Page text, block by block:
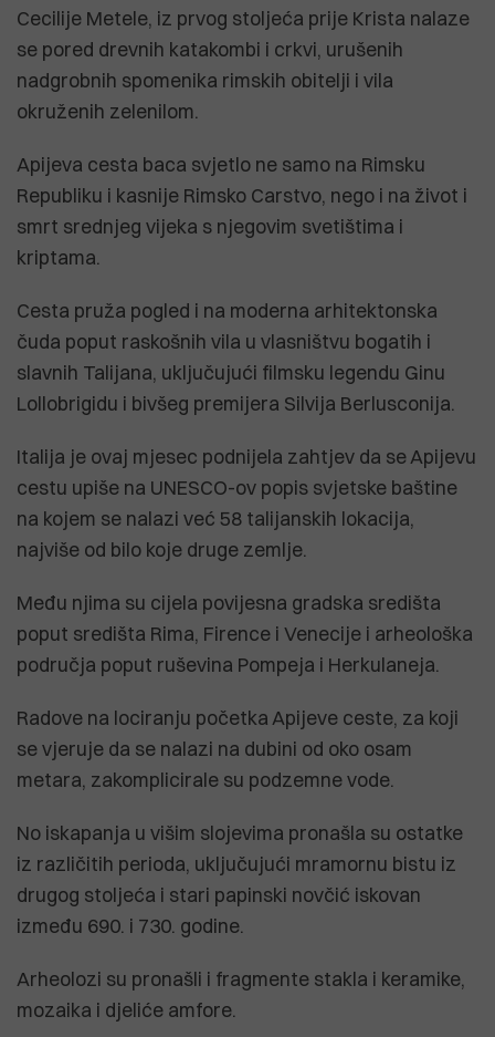
Cecilije Metele, iz prvog stoljeća prije Krista nalaze
se pored drevnih katakombi i crkvi, urušenih
nadgrobnih spomenika rimskih obitelji i vila
okruženih zelenilom.
Apijeva cesta baca svjetlo ne samo na Rimsku
Republiku i kasnije Rimsko Carstvo, nego i na život i
smrt srednjeg vijeka s njegovim svetištima i
kriptama.
Cesta pruža pogled i na moderna arhitektonska
čuda poput raskošnih vila u vlasništvu bogatih i
slavnih Talijana, uključujući filmsku legendu Ginu
Lollobrigidu i bivšeg premijera Silvija Berlusconija.
Italija je ovaj mjesec podnijela zahtjev da se Apijevu
cestu upiše na UNESCO-ov popis svjetske baštine
na kojem se nalazi već 58 talijanskih lokacija,
najviše od bilo koje druge zemlje.
Među njima su cijela povijesna gradska središta
poput središta Rima, Firence i Venecije i arheološka
područja poput ruševina Pompeja i Herkulaneja.
Radove na lociranju početka Apijeve ceste, za koji
se vjeruje da se nalazi na dubini od oko osam
metara, zakomplicirale su podzemne vode.
No iskapanja u višim slojevima pronašla su ostatke
iz različitih perioda, uključujući mramornu bistu iz
drugog stoljeća i stari papinski novčić iskovan
između 690. i 730. godine.
Arheolozi su pronašli i fragmente stakla i keramike,
mozaika i djeliće amfore.